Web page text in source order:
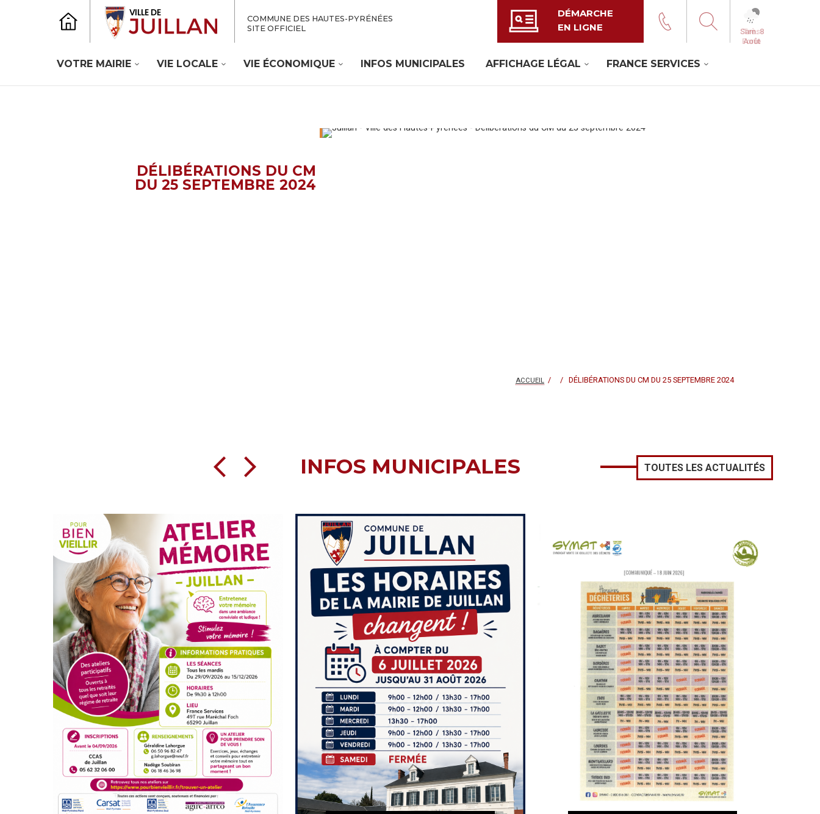
COMMUNE DES HAUTES-PYRÉNÉES
SITE OFFICIEL
DÉMARCHE
EN LIGNE
Très
Forte
VOTRE MAIRIE VIE LOCALE VIE ÉCONOMIQUE INFOS MUNICIPALES AFFICHAGE LÉGAL FRANCE SERVICES
DÉLIBÉRATIONS DU CM
DU 25 SEPTEMBRE 2024
ACCUEIL / / DÉLIBÉRATIONS DU CM DU 25 SEPTEMBRE 2024
INFOS MUNICIPALES TOUTES LES ACTUALITÉS